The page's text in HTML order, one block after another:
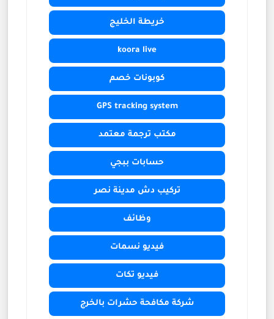
خريطة الخليج
koora live
كوبونات خصم
GPS tracking system
مكتب ترجمة معتمد
حسابات ببجي
تركيب دش مدينة نصر
وظائف
فيديو نسمات
فيديو تكات
شركة مكافحة حشرات بالخرج